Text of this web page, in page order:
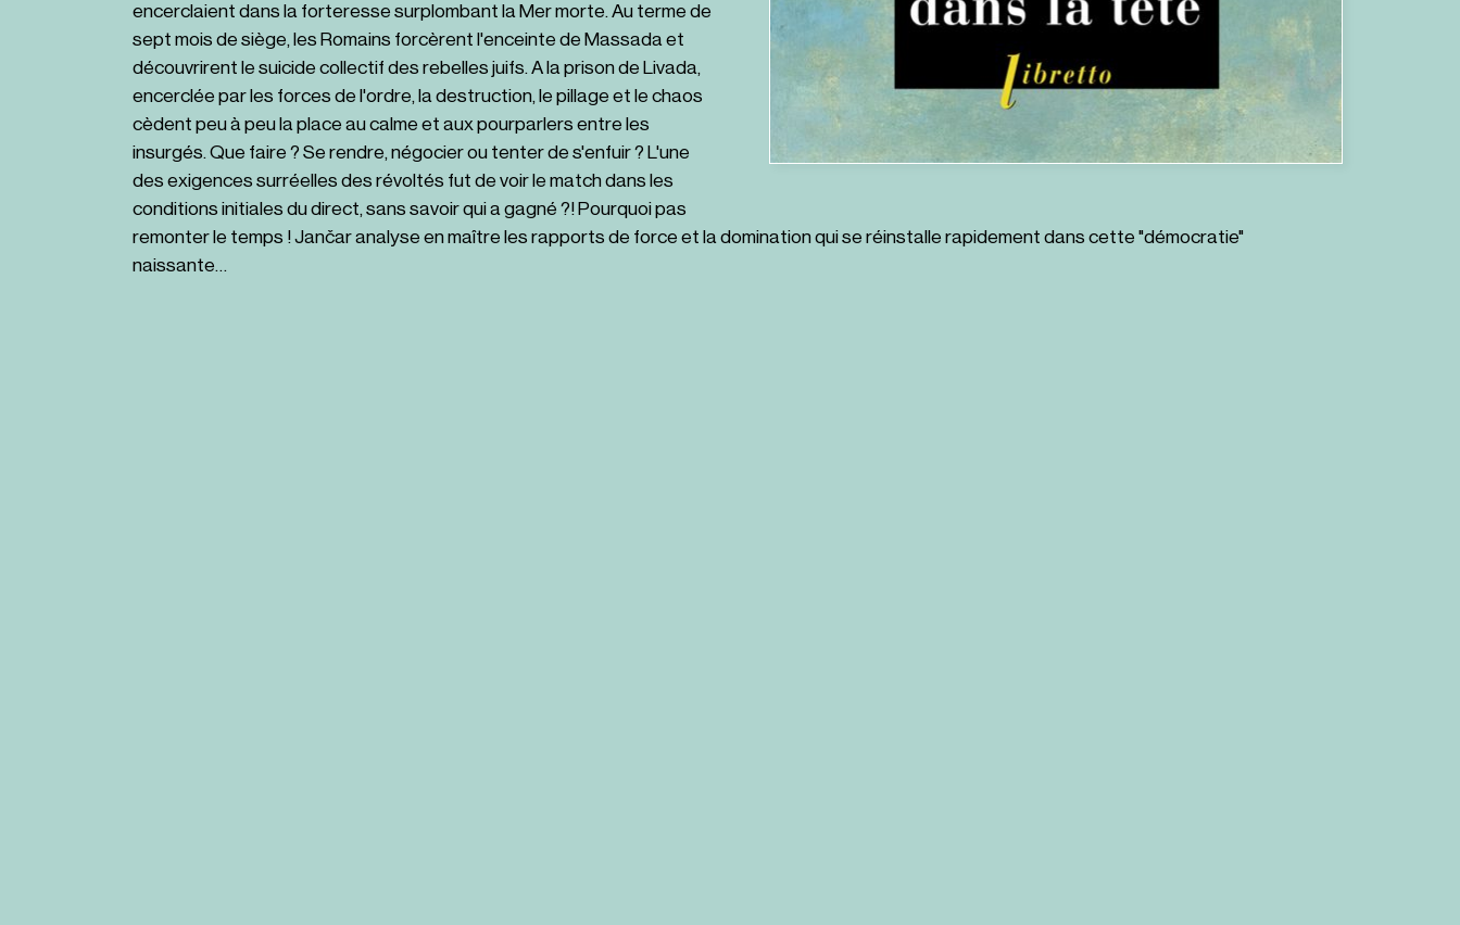
encerclaient dans la forteresse surplombant la Mer morte. Au terme de
sept mois de siège, les Romains forcèrent l'enceinte de Massada et
découvrirent le suicide collectif des rebelles juifs. A la prison de Livada,
encerclée par les forces de l'ordre, la destruction, le pillage et le chaos
cèdent peu à peu la place au calme et aux pourparlers entre les
insurgés. Que faire ? Se rendre, négocier ou tenter de s'enfuir ? L'une
des exigences surréelles des révoltés fut de voir le match dans les
conditions initiales du direct, sans savoir qui a gagné ?! Pourquoi pas
remonter le temps ! Jančar analyse en maître les rapports de force et la domination qui se réinstalle rapidement dans cette "démocratie"
naissante…